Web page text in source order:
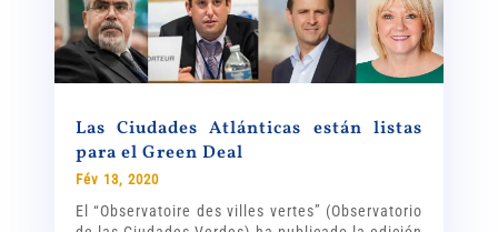
Las Ciudades Atlánticas están listas
para el Green Deal
Fév 13, 2020
El “Observatoire des villes vertes” (Observatorio